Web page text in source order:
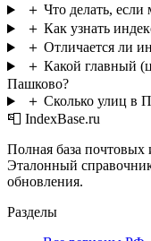
＋ Что делать,
＋ Как узнать
＋ Отличается ли
＋ Какой главный
Пашково?
＋ Сколько улиц в
📮 IndexBase.ru
Полная база почтовых
Эталонный
обновления.
Разделы